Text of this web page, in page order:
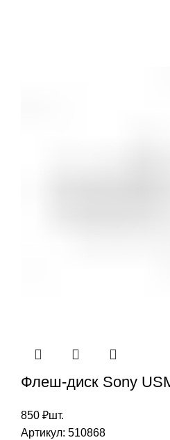
Флеш-диск Sony
850 ₽шт.
Артикул: 510868